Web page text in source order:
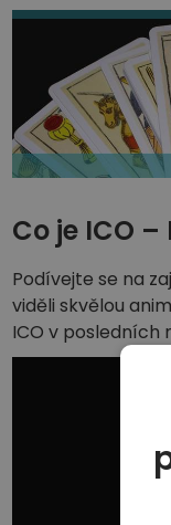
Co je ICO
Podívejte se na
viděli skvělou
ICO v posledních